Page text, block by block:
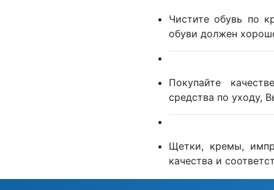
Чистите обувь по
обуви должен
Покупайте
средства по уходу,
Щетки, кремы,
качества и